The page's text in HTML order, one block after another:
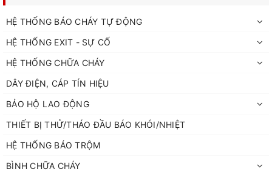
HỆ THỐNG BÁO CHÁY TỰ ĐỘNG
HỆ THỐNG EXIT - SỰ CỐ
HỆ THỐNG CHỮA CHÁY
DÂY ĐIỆN, CÁP TÍN HIỆU
BẢO HỘ LAO ĐỘNG
THIẾT BỊ THỬ/THÁO ĐẦU BÁO KHÓI/NHIỆT
HỆ THỐNG BÁO TRỘM
BÌNH CHỮA CHÁY